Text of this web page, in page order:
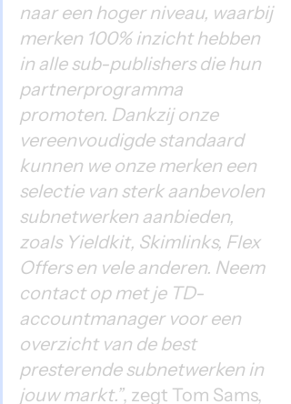
naar een hoger niveau, waarbij
merken 100% inzicht hebben
in alle sub-publishers die hun
partnerprogramma
promoten. Dankzij onze
vereenvoudigde standaard
kunnen we onze merken een
selectie van sterk aanbevolen
subnetwerken aanbieden,
zoals Yieldkit, Skimlinks, Flex
Offers en vele anderen. Neem
contact op met je TD-
accountmanager voor een
overzicht van de best
presterende subnetwerken in
jouw markt.”, zegt Tom Sams,